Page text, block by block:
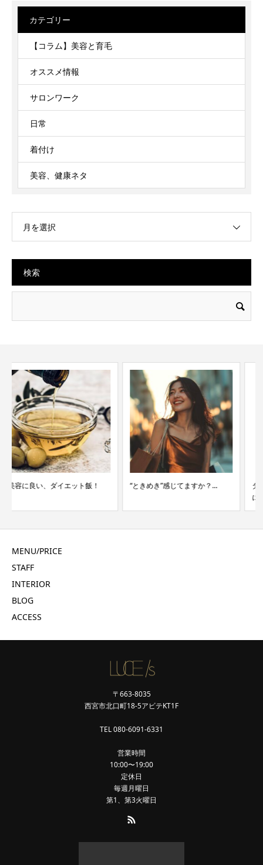
カテゴリー
【コラム】美容と育毛
オススメ情報
サロンワーク
日常
着付け
美容、健康ネタ
月を選択
検索
“ときめき”感じてますか？...
ダイエット中にオススメ！簡単
MENU/PRICE
STAFF
INTERIOR
BLOG
ACCESS
〒663-8035
西宮市北口町18-5アビテKT1F
TEL 080-6091-6331
営業時間
10:00〜19:00
定休日
毎週月曜日
第1、第3火曜日